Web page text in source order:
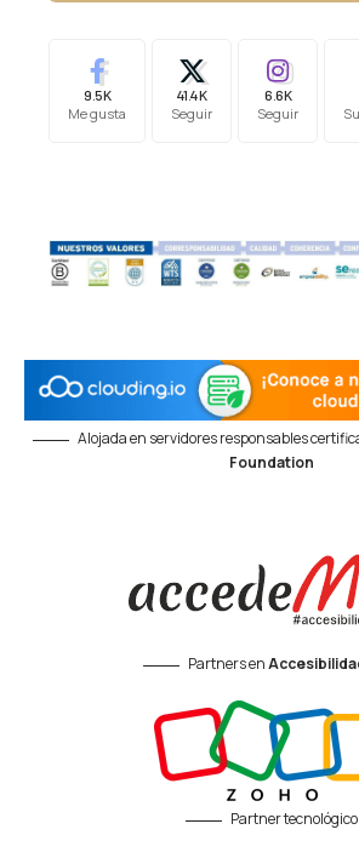
9.5K
Me gusta
41.4K
Seguir
6.6K
Seguir
Alojada en servidores responsables
Foundation
Partners en
Partner tecnológico